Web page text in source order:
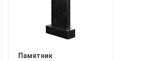
Памятник